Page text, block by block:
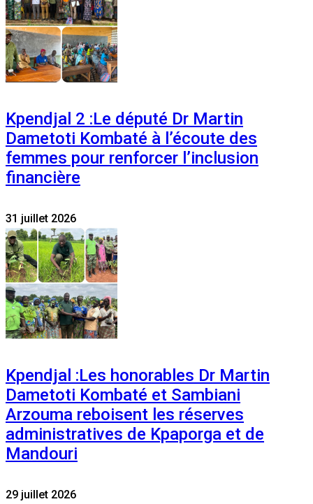
Kpendjal 2 :Le député Dr Martin
Dametoti Kombaté à l’écoute des
femmes pour renforcer l’inclusion
financière
31 juillet 2026
Kpendjal :Les honorables Dr Martin
Dametoti Kombaté et Sambiani
Arzouma reboisent les réserves
administratives de Kpaporga et de
Mandouri
29 juillet 2026